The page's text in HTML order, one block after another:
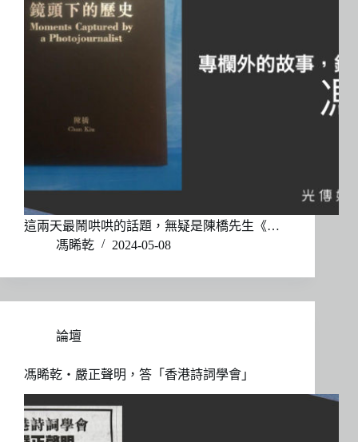
這兩天最鬧哄哄的話題，無疑是陳橋先生《…
馮睎乾
2024-05-08
論壇
馮睎乾・嚴正聲明，答「香港詩詞學會」